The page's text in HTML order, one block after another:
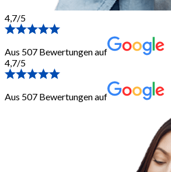
4,7/5
Aus 507 Bewertungen auf
4,7/5
Aus 507 Bewertungen auf